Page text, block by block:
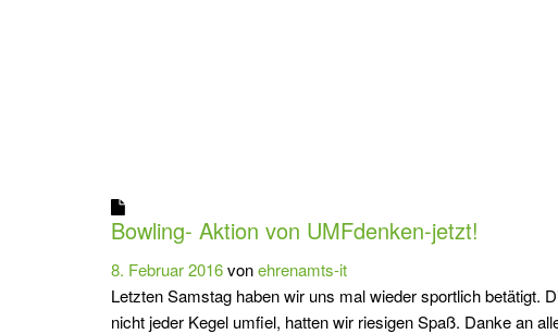
Bowling- Aktion von UMFdenken-jetzt!
8. Februar 2016vonehrenamts-it
Letzten Samstag haben wir uns mal wieder sportlich betätigt.
nicht jeder Kegel umfiel, hatten wir riesigen Spaß. Danke an